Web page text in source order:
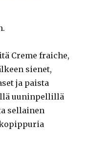
Creme fraiche,
sienet,
ja paista
uuninpellillä
sellainen